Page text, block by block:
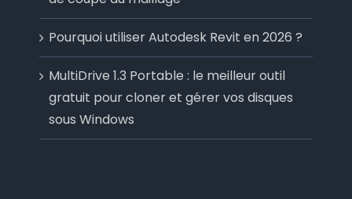
Pourquoi utiliser Autodesk Revit en 2026 ?
MultiDrive 1.3 Portable : le meilleur outil
gratuit pour cloner et gérer vos disques
sous Windows